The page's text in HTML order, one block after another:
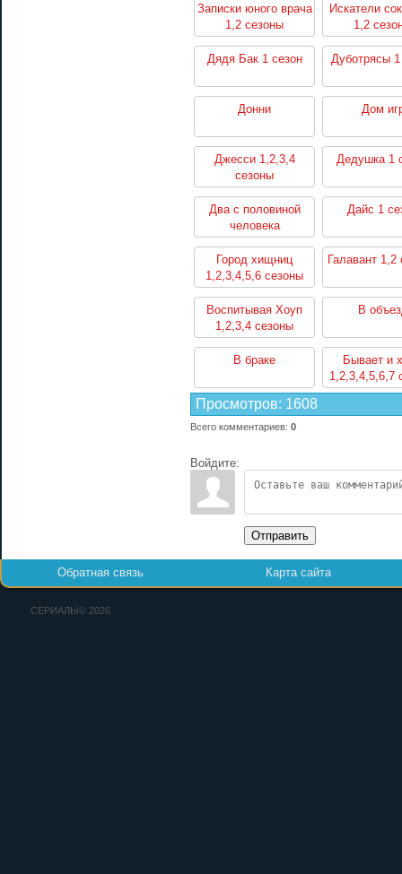
Записки юного врача
1,2 сезоны
Искатели
1,2
Дядя Бак 1 сезон Дуботрясы 1
Донни Дом
Джесси 1,2,3,4
сезоны
Дедушка 1
Два с половиной
человека
1,2,3,4,5,6,7,8,9,10,11,12
сезоны
Дайс 1
Город хищниц
1,2,3,4,5,6 сезоны
Галавант 1,2
Воспитывая Хоуп
1,2,3,4 сезоны
В
В браке
Бывает и
1,2,3,4,5,6,7
Просмотров: 1608
Всего комментариев: 0
Войдите:
Отправить
Обратная связь Карта сайта
СЕРИАЛЫ© 2026